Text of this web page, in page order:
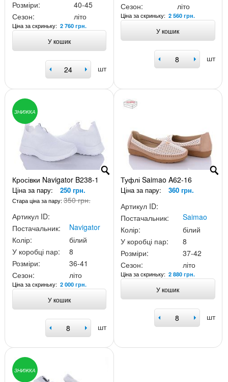
Розміри:
40-45
Сезон:
літо
Ціна за скриньку: 2 760 грн.
У кошик
шт
Сезон: літо
Ціна за скриньку:2 560 грн.
У кошик
шт
ЗНИЖКА
Кросівки Navigator B238-1
Ціна за пару: 250 грн.
Стара ціна за пару:350 грн.
Артикул ID:
Постачальник:
Navigator
Колір:
білий
У коробці пар:
8
Розміри:
36-41
Сезон:
літо
Ціна за скриньку: 2 000 грн.
У кошик
шт
Туфлі Saimao A62-16
Ціна за пару: 360 грн.
Артикул ID:
Постачальник:
Saimao
Колір:
білий
У коробці пар:
8
Розміри:
37-42
Сезон:
літо
Ціна за скриньку:2 880 грн.
У кошик
шт
ЗНИЖКА